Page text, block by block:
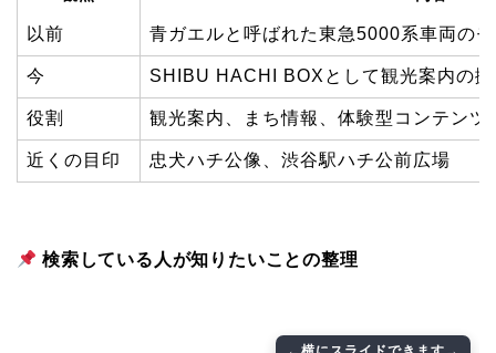
以前 青ガエルと呼ばれた東急5000系車両の
今 SHIBU HACHI BOXとして観光案内の
役割 観光案内、まち情報、体験型コンテンツ
近くの目印 忠犬ハチ公像、渋谷駅ハチ公前広場
検索している人が知りたいことの整理